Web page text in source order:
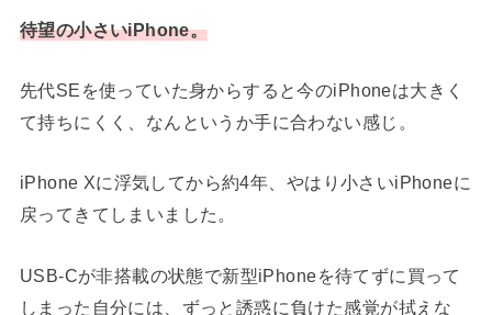
待望の小さいiPhone。
先代SEを使っていた身からすると今のiPhoneは大きく
て持ちにくく、なんというか手に合わない感じ。
iPhone Xに浮気してから約4年、やはり小さいiPhoneに
戻ってきてしまいました。
USB-Cが非搭載の状態で新型iPhoneを待てずに買って
しまった自分には、ずっと誘惑に負けた感覚が拭えな